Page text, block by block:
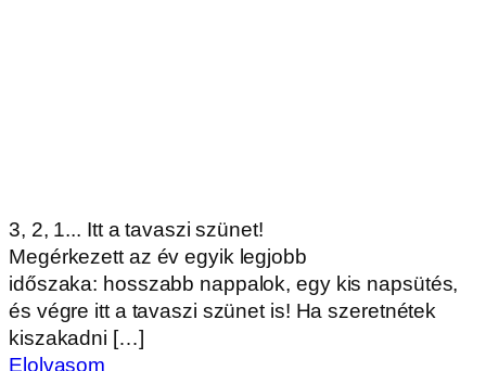
3, 2, 1... Itt a tavaszi szünet!
Megérkezett az év egyik legjobb
időszaka: hosszabb nappalok, egy kis napsütés,
és végre itt a tavaszi szünet is! Ha szeretnétek
kiszakadni […]
Elolvasom